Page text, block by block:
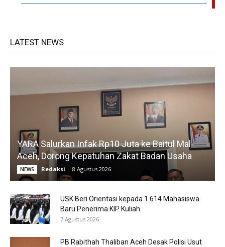
LATEST NEWS
YARA Salurkan Infak Rp10 Juta ke Baitul Mal
Aceh, Dorong Kepatuhan Zakat Badan Usaha
NEWS Redaksi - 8 Agustus 2026
USK Beri Orientasi kepada 1.614 Mahasiswa
Baru Penerima KIP Kuliah
7 Agustus 2026
PB Rabithah Thaliban Aceh Desak Polisi Usut